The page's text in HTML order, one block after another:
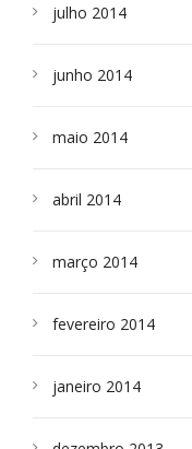
julho 2014
junho 2014
maio 2014
abril 2014
março 2014
fevereiro 2014
janeiro 2014